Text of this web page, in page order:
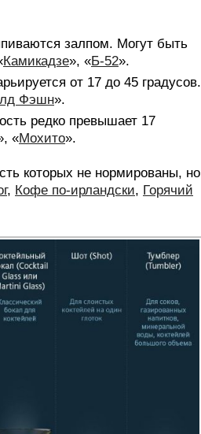
залпом. Могут быть
Камикадзе», «Б-52».
от 17 до 45 градусов.
Фэшн».
редко превышает 17
«Мохито».
которых не нормированы, но
, Кофе по-ирландски, Горячий